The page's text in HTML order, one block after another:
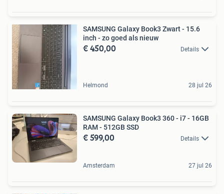
SAMSUNG Galaxy Book3 Zwart - 15.6
inch - zo goed als nieuw
€ 450,00 Details
Helmond 28 jul 26
SAMSUNG Galaxy Book3 360 - i7 - 16GB
RAM - 512GB SSD
€ 599,00 Details
Amsterdam 27 jul 26